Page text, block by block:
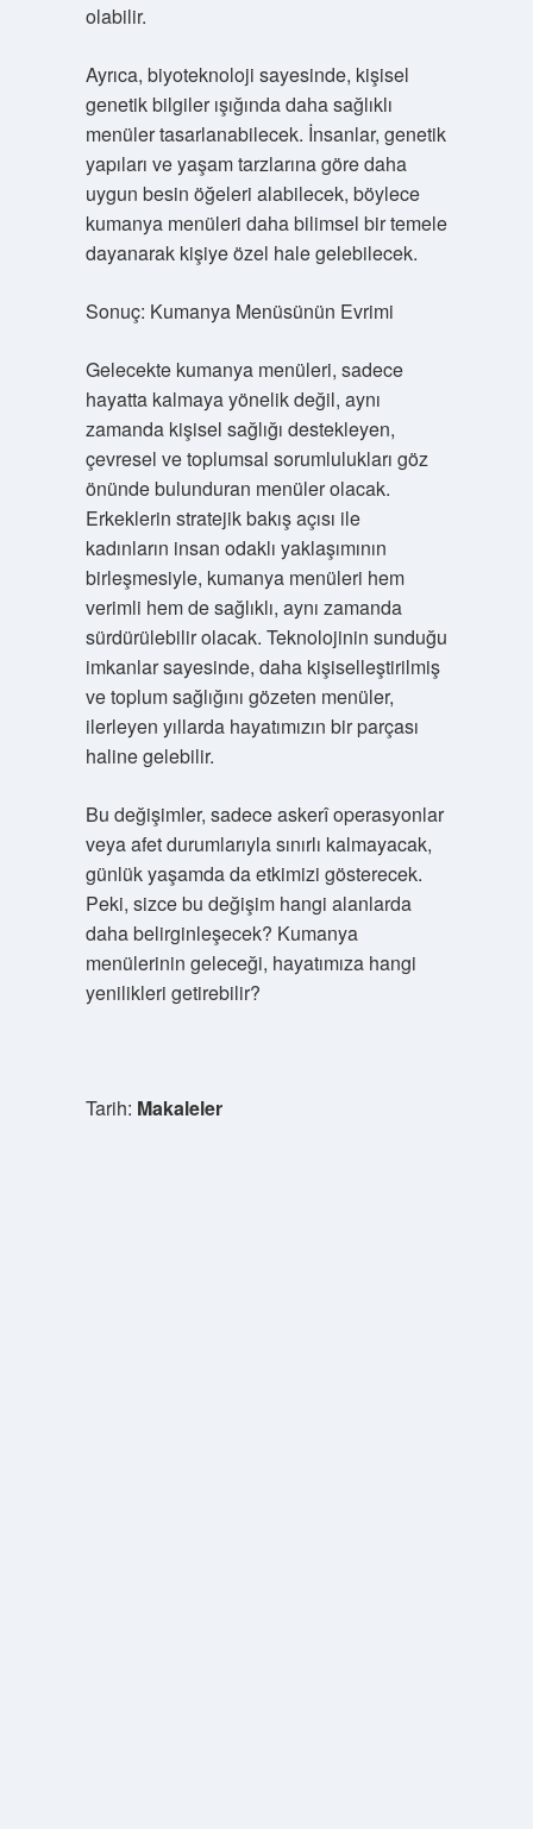
olabilir.
Ayrıca, biyoteknoloji sayesinde, kişisel
genetik bilgiler ışığında daha sağlıklı
menüler tasarlanabilecek. İnsanlar, genetik
yapıları ve yaşam tarzlarına göre daha
uygun besin öğeleri alabilecek, böylece
kumanya menüleri daha bilimsel bir temele
dayanarak kişiye özel hale gelebilecek.
Sonuç: Kumanya Menüsünün Evrimi
Gelecekte kumanya menüleri, sadece
hayatta kalmaya yönelik değil, aynı
zamanda kişisel sağlığı destekleyen,
çevresel ve toplumsal sorumlulukları göz
önünde bulunduran menüler olacak.
Erkeklerin stratejik bakış açısı ile
kadınların insan odaklı yaklaşımının
birleşmesiyle, kumanya menüleri hem
verimli hem de sağlıklı, aynı zamanda
sürdürülebilir olacak. Teknolojinin sunduğu
imkanlar sayesinde, daha kişiselleştirilmiş
ve toplum sağlığını gözeten menüler,
ilerleyen yıllarda hayatımızın bir parçası
haline gelebilir.
Bu değişimler, sadece askerî operasyonlar
veya afet durumlarıyla sınırlı kalmayacak,
günlük yaşamda da etkimizi gösterecek.
Peki, sizce bu değişim hangi alanlarda
daha belirginleşecek? Kumanya
menülerinin geleceği, hayatımıza hangi
yenilikleri getirebilir?
Tarih: Makaleler